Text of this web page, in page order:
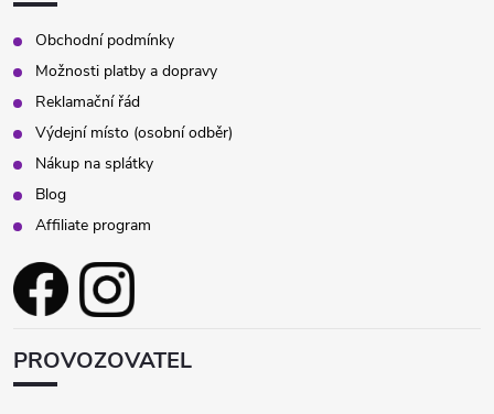
Obchodní podmínky
Možnosti platby a dopravy
Reklamační řád
Výdejní místo (osobní odběr)
Nákup na splátky
Blog
Affiliate program
PROVOZOVATEL